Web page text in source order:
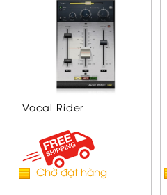
Vocal Rider
Chờ đặt hàng